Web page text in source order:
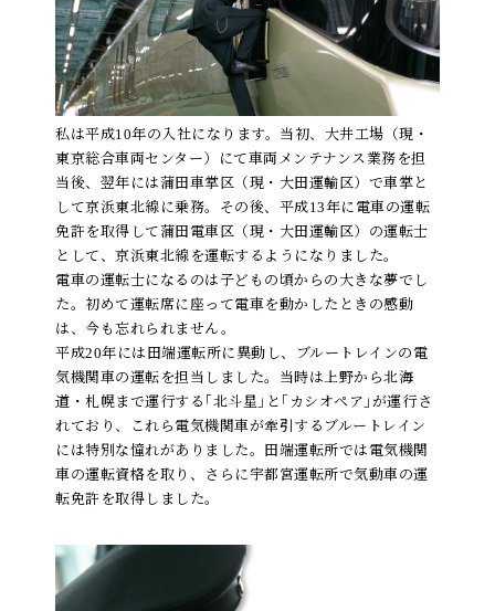
私は平成10年の入社になります。当初、大井工場（現・
東京総合車両センター）にて車両メンテナンス業務を担
当後、翌年には蒲田車掌区（現・大田運輸区）で車掌と
して京浜東北線に乗務。その後、平成13年に電車の運転
免許を取得して蒲田電車区（現・大田運輸区）の運転士
として、京浜東北線を運転するようになりました。
電車の運転士になるのは子どもの頃からの大きな夢でし
た。初めて運転席に座って電車を動かしたときの感動
は、今も忘れられません。
平成20年には田端運転所に異動し、ブルートレインの電
気機関車の運転を担当しました。当時は上野から北海
道・札幌まで運行する｢北斗星｣と｢カシオペア｣が運行さ
れており、これら電気機関車が牽引するブルートレイン
には特別な憧れがありました。田端運転所では電気機関
車の運転資格を取り、さらに宇都宮運転所で気動車の運
転免許を取得しました。